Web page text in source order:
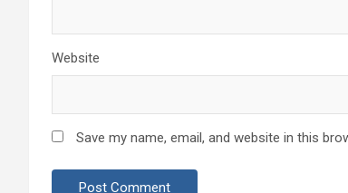
Website
Save my name, email, and website in this